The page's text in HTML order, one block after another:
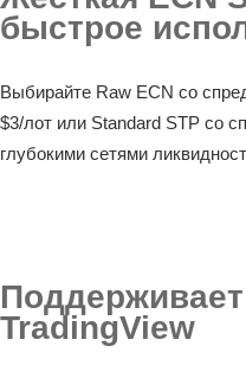
быстрое
Выбирайте Raw ECN со
$3/лот или Standard STP со
глубокими сетями
TradingView